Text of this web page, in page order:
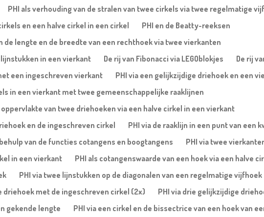
PHI als verhouding van de stralen van twee cirkels via twee regelmatige
en een halve cirkel in een cirkel
PHI en de Beatty-reeksen
de lengte en de breedte van een rechthoek via twee vierkanten
in een vierkant
De rij van Fibonacci via LEGOblokjes
De rij
een ingeschreven vierkant
PHI via een gelijkzijdige driehoek en een
in een vierkant met twee gemeenschappelijke raaklijnen
van twee driehoeken via een halve cirkel in een vierkant
en de ingeschreven cirkel
PHI via de raaklijn in een punt van een
van de functies cotangens en boogtangens
PHI via twee
in een vierkant
PHI als cotangenswaarde van een hoek via een halve
PHI via twee lijnstukken op de diagonalen van een regelmatige vijfhoek
driehoek met de ingeschreven cirkel (2x)
PHI via drie gelijkzijdige
gekende lengte
PHI via een cirkel en de bissectrice van een hoek van